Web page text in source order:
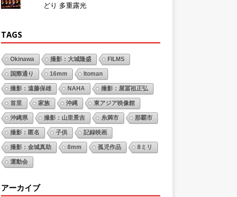
どり 多重露光
TAGS
Okinawa 撮影：大城隆盛 FILMS
国際通り 16mm Itoman
撮影：遠藤保雄 NAHA 撮影：屋冨祖正弘
首里 家族 沖縄 東アジア映像館
沖縄県 撮影：山里景吉 糸満市 那覇市
撮影：匿名 子供 記録映画
撮影：金城真助 8mm 孤児作品 8ミリ
運動会
アーカイブ